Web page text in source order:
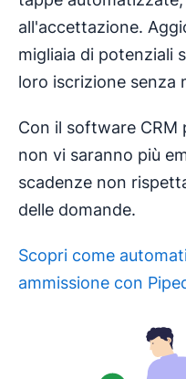
all'accettazione.
migliaia di potenziali
loro iscrizione senza
Con il software CRM
non vi saranno più
scadenze non
delle domande.
Scopri come
ammissione con
Si apre in una nuova